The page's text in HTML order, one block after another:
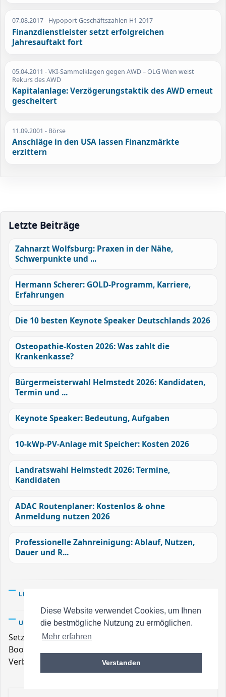
Diese Website verwendet Cookies, um Ihnen
die bestmögliche Nutzung zu ermöglichen.
Mehr erfahren
Verstanden
07.08.2017- Hypoport Geschäftszahlen H1 2017
Finanzdienstleister setzt erfolgreichen
Jahresauftakt fort
05.04.2011 - VKI-Sammelklagen gegen AWD – OLG Wien weist
Rekurs des AWD
Kapitalanlage: Verzögerungstaktik des AWD erneut
gescheitert
11.09.2001 - Börse
Anschläge in den USA lassen Finanzmärkte
erzittern
Letzte Beiträge
Zahnarzt Wolfsburg: Praxen in der Nähe,
Schwerpunkte und ...
Hermann Scherer: GOLD-Programm, Karriere,
Erfahrungen
Die 10 besten Keynote Speaker Deutschlands 2026
Osteopathie-Kosten 2026: Was zahlt die
Krankenkasse?
Bürgermeisterwahl Helmstedt 2026: Kandidaten,
Termin und ...
Keynote Speaker: Bedeutung, Aufgaben
10-kWp-PV-Anlage mit Speicher: Kosten 2026
Landratswahl Helmstedt 2026: Termine,
Kandidaten
ADAC Routenplaner: Kostenlos & ohne
Anmeldung nutzen 2026
Professionelle Zahnreinigung: Ablauf, Nutzen,
Dauer und R...
LESETIPPS/KAUFTIPPS
UNTERSTÜTZUNG
Setzen Sie Banner und Links auf Ihre Seite.
Bookmarken Sie uns, und helfen Sie so mit der
Verbreitung der wichtigen Inhalte.